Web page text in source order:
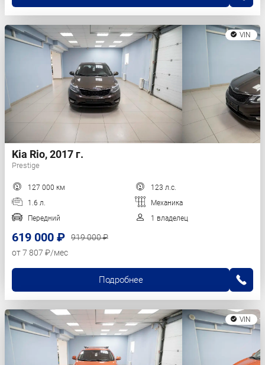
VIN
Kia Rio, 2017 г.
Prestige
127 000 км
123 л.с.
1.6 л.
Механика
Передний
1 владелец
619 000 ₽
919 000 ₽
от 7 807 ₽/мес
Подробнее
VIN